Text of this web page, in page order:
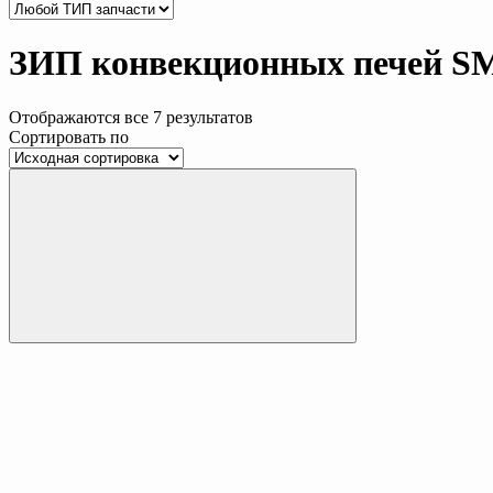
ЗИП конвекционных печей
Отображаются все 7 результатов
Сортировать по